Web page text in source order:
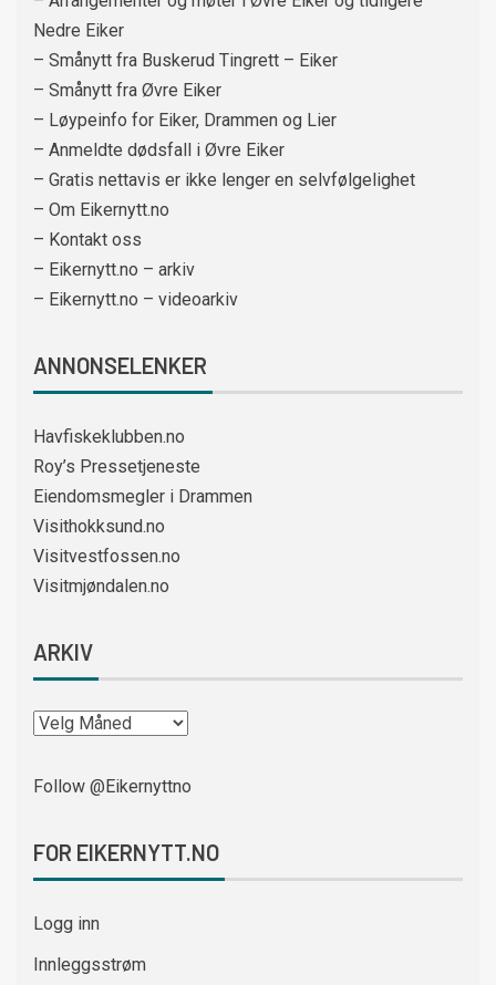
Nedre Eiker
– Smånytt fra Buskerud Tingrett – Eiker
– Smånytt fra Øvre Eiker
– Løypeinfo for Eiker, Drammen og Lier
– Anmeldte dødsfall i Øvre Eiker
– Gratis nettavis er ikke lenger en selvfølgelighet
– Om Eikernytt.no
– Kontakt oss
– Eikernytt.no – arkiv
– Eikernytt.no – videoarkiv
ANNONSELENKER
Havfiskeklubben.no
Roy’s Pressetjeneste
Eiendomsmegler i Drammen
Visithokksund.no
Visitvestfossen.no
Visitmjøndalen.no
ARKIV
Follow @Eikernyttno
FOR EIKERNYTT.NO
Logg inn
Innleggsstrøm